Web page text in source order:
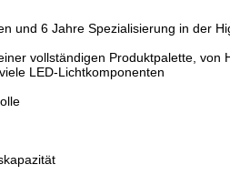
und 6 Jahre Spezialisierung in der
vollständigen Produktpalette, von
LED-Lichtkomponenten